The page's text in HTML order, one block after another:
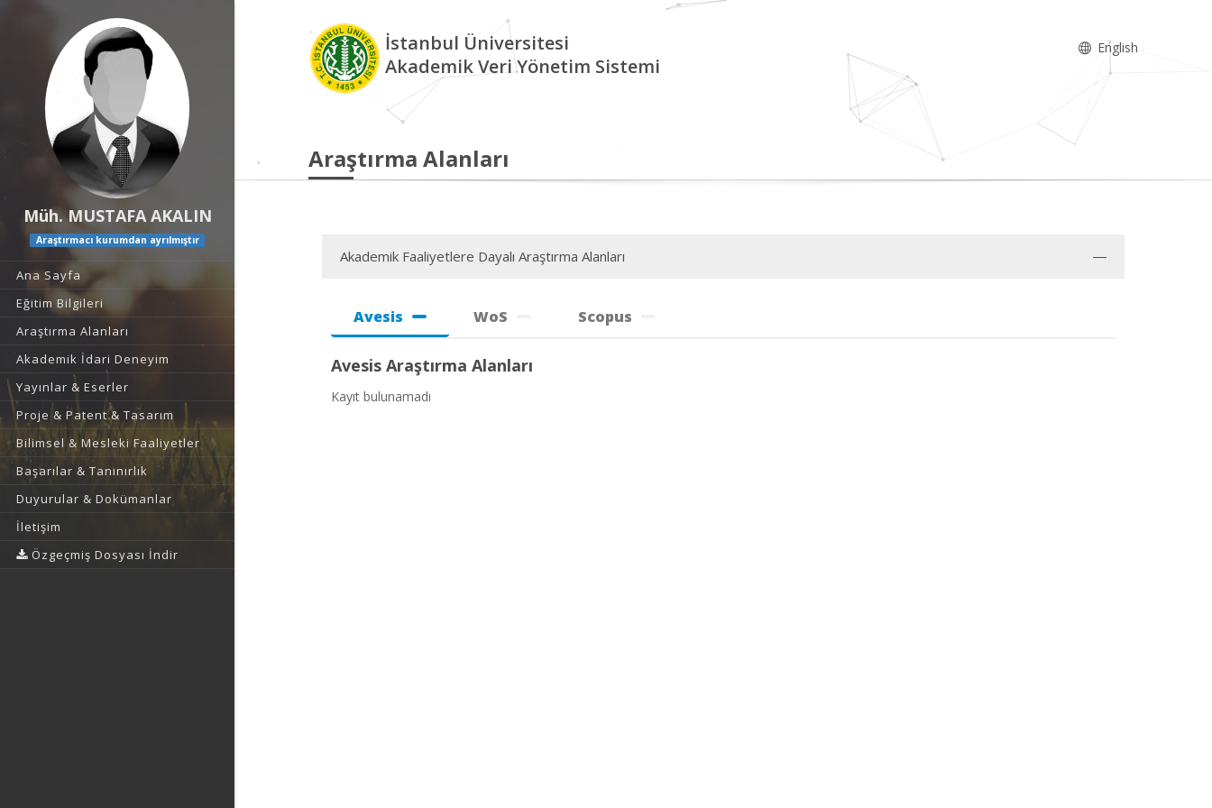
Müh. MUSTAFA AKALIN
Araştırmacı kurumdan ayrılmıştır
Ana Sayfa
Eğitim Bilgileri
Araştırma Alanları
Akademik İdari Deneyim
Yayınlar & Eserler
Proje & Patent & Tasarım
Bilimsel & Mesleki Faaliyetler
Başarılar & Tanınırlık
Duyurular & Dokümanlar
İletişim
Özgeçmiş Dosyası İndir
İstanbul Üniversitesi
Akademik Veri Yönetim Sistemi
English
Araştırma Alanları
Akademik Faaliyetlere Dayalı Araştırma Alanları
Avesis WoS Scopus
Avesis Araştırma Alanları
Kayıt bulunamadı